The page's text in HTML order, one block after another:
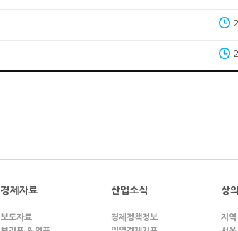
경제자료
보도자료
산업소식
경제정책정보
상
지역